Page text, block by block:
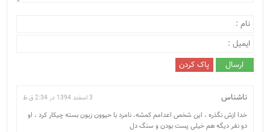
ناشناس 3 اسفند 1394 در 2:34 ق.ظ
خدا ازش نگذره ، این شخص اعدامم کمشه، نامرد با حیوون زبون بسته چیکار کرد ، او
دو نفر دیگه هم خیلی پست بودن و سنگ دل